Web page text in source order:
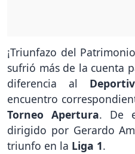
¡Triunfazo del
sufrió más de la cuenta
diferencia al
encuentro
Torneo Apertura. De
dirigido por Gerardo
triunfo en la Liga 1.